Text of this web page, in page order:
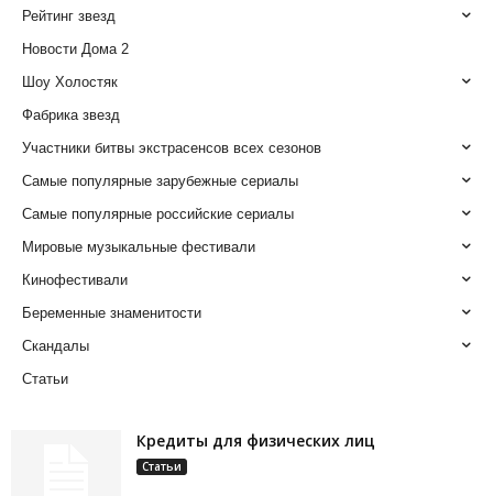
Рейтинг звезд
Новости Дома 2
Шоу Холостяк
Фабрика звезд
Участники битвы экстрасенсов всех сезонов
Самые популярные зарубежные сериалы
Самые популярные российские сериалы
Мировые музыкальные фестивали
Кинофестивали
Беременные знаменитости
Скандалы
Статьи
Кредиты для физических лиц
Статьи